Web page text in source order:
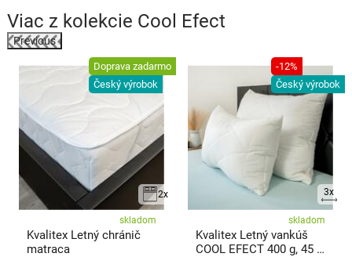
Viac z kolekcie Cool Efect
Previous
Doprava zadarmo
Český výrobok
2x
skladom
Kvalitex Letný chránič
matraca
-12%
Český výrobok
3x
skladom
Kvalitex Letný vankúš
COOL EFECT 400 g, 45 x